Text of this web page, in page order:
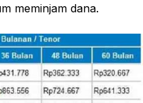
meminjam dana.